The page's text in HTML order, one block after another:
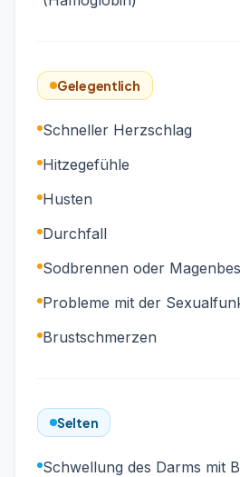
Gelegentlich
Schneller Herzschlag
Hitzegefühle
Husten
Durchfall
Sodbrennen oder
Probleme mit der
Brustschmerzen
Selten
Schwellung des Darms mit